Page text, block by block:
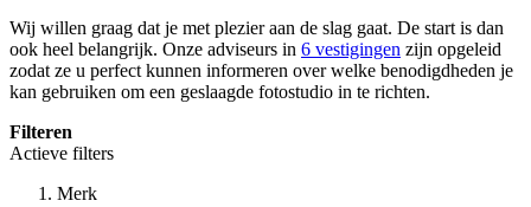
Wij willen graag dat je met plezier aan de slag gaat. De start is dan
ook heel belangrijk. Onze adviseurs in 6 vestigingen zijn opgeleid
zodat ze u perfect kunnen informeren over welke benodigdheden je
kan gebruiken om een geslaagde fotostudio in te richten.
Filteren
Actieve filters
Merk